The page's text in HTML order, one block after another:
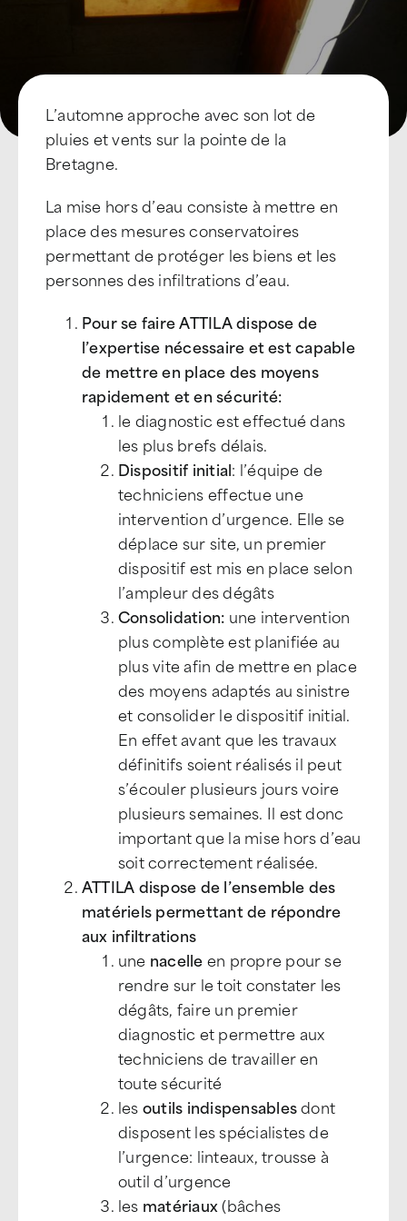
L’automne approche avec son lot de
pluies et vents sur la pointe de la
Bretagne.
La mise hors d’eau consiste à mettre en
place des mesures conservatoires
permettant de protéger les biens et les
personnes des infiltrations d’eau.
Pour se faire ATTILA dispose de
l’expertise nécessaire et est capable
de mettre en place des moyens
rapidement et en sécurité:
le diagnostic est effectué dans
les plus brefs délais.
Dispositif initial: l’équipe de
techniciens effectue une
intervention d’urgence. Elle se
déplace sur site, un premier
dispositif est mis en place selon
l’ampleur des dégâts
Consolidation: une intervention
plus complète est planifiée au
plus vite afin de mettre en place
des moyens adaptés au sinistre
et consolider le dispositif initial.
En effet avant que les travaux
définitifs soient réalisés il peut
s’écouler plusieurs jours voire
plusieurs semaines. Il est donc
important que la mise hors d’eau
soit correctement réalisée.
ATTILA dispose de l’ensemble des
matériels permettant de répondre
aux infiltrations
une nacelleen propre pour se
rendre sur le toit constater les
dégâts, faire un premier
diagnostic et permettre aux
techniciens de travailler en
toute sécurité
lesoutils indispensablesdont
disposent les spécialistes de
l’urgence: linteaux, trousse à
outil d’urgence
les matériaux(bâches